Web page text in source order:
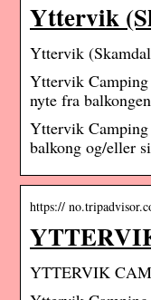
Yttervik
Yttervik
Yttervik
nyte fra
Yttervik
balkong og/eller
https://
YTTERVIK